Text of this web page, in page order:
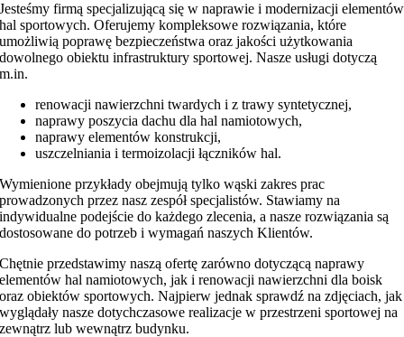
Jesteśmy firmą specjalizującą się w naprawie i modernizacji elementów
hal sportowych. Oferujemy kompleksowe rozwiązania, które
umożliwią poprawę bezpieczeństwa oraz jakości użytkowania
dowolnego obiektu infrastruktury sportowej. Nasze usługi dotyczą
m.in.
renowacji nawierzchni twardych i z trawy syntetycznej,
naprawy poszycia dachu dla hal namiotowych,
naprawy elementów konstrukcji,
uszczelniania i termoizolacji łączników hal.
Wymienione przykłady obejmują tylko wąski zakres prac
prowadzonych przez nasz zespół specjalistów. Stawiamy na
indywidualne podejście do każdego zlecenia, a nasze rozwiązania są
dostosowane do potrzeb i wymagań naszych Klientów.
Chętnie przedstawimy naszą ofertę zarówno dotyczącą naprawy
elementów hal namiotowych, jak i renowacji nawierzchni dla boisk
oraz obiektów sportowych. Najpierw jednak sprawdź na zdjęciach, jak
wyglądały nasze dotychczasowe realizacje w przestrzeni sportowej na
zewnątrz lub wewnątrz budynku.